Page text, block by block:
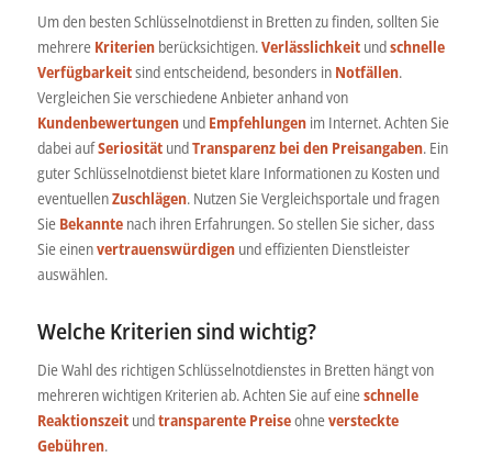
Um den besten Schlüsselnotdienst in Bretten zu finden, sollten Sie
mehrere Kriterienberücksichtigen.Verlässlichkeitundschnelle
Verfügbarkeitsind entscheidend, besonders in Notfällen.
Vergleichen Sie verschiedene Anbieter anhand von
Kundenbewertungenund Empfehlungenim Internet. Achten Sie
dabei aufSeriositätundTransparenz bei den Preisangaben. Ein
guter Schlüsselnotdienst bietet klare Informationen zu Kosten und
eventuellenZuschlägen. Nutzen Sie Vergleichsportale und fragen
Sie Bekanntenach ihren Erfahrungen. So stellen Sie sicher, dass
Sie einenvertrauenswürdigenund effizienten Dienstleister
auswählen.
Welche Kriterien sind wichtig?
Die Wahl des richtigen Schlüsselnotdienstes in Bretten hängt von
mehreren wichtigen Kriterien ab. Achten Sie auf eineschnelle
Reaktionszeitundtransparente Preiseohneversteckte
Gebühren.